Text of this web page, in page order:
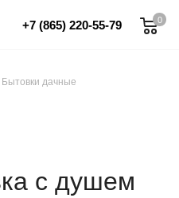
0
+7 (865) 220-55-79
Бытовки дачные
с душем